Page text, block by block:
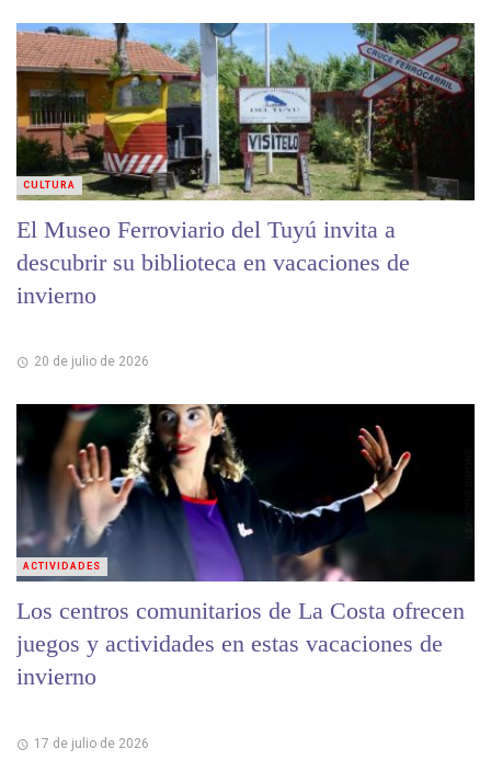
El Museo Ferroviario del Tuyú invita a
descubrir su biblioteca en vacaciones de
invierno
20 de julio de 2026
CULTURA
Los centros comunitarios de La Costa ofrecen
juegos y actividades en estas vacaciones de
invierno
17 de julio de 2026
ACTIVIDADES